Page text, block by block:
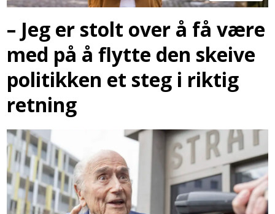
– Jeg er stolt over å få være
med på å flytte den skeive
politikken et steg i riktig
retning